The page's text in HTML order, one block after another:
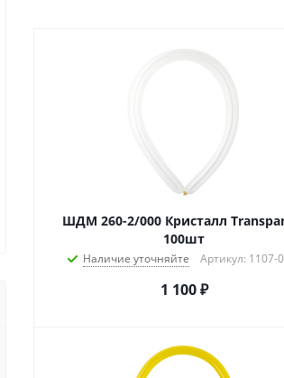
ШДМ 260-2/000 Кристалл
100шт
Наличие уточняйте Артикул: 1107-
1 100₽